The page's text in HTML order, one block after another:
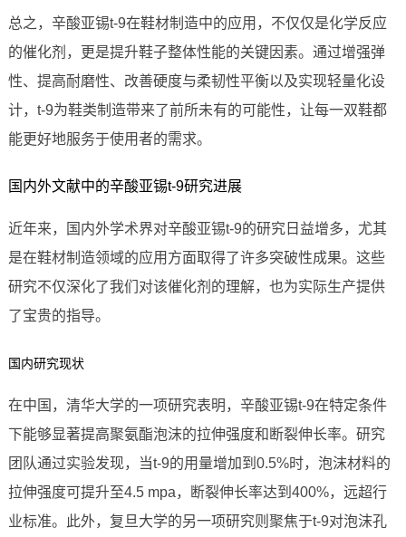
总之，辛酸亚锡t-9在鞋材制造中的应用，不仅仅是化学反应
的催化剂，更是提升鞋子整体性能的关键因素。通过增强弹
性、提高耐磨性、改善硬度与柔韧性平衡以及实现轻量化设
计，t-9为鞋类制造带来了前所未有的可能性，让每一双鞋都
能更好地服务于使用者的需求。
国内外文献中的辛酸亚锡t-9研究进展
近年来，国内外学术界对辛酸亚锡t-9的研究日益增多，尤其
是在鞋材制造领域的应用方面取得了许多突破性成果。这些
研究不仅深化了我们对该催化剂的理解，也为实际生产提供
了宝贵的指导。
国内研究现状
在中国，清华大学的一项研究表明，辛酸亚锡t-9在特定条件
下能够显著提高聚氨酯泡沫的拉伸强度和断裂伸长率。研究
团队通过实验发现，当t-9的用量增加到0.5%时，泡沫材料的
拉伸强度可提升至4.5 mpa，断裂伸长率达到400%，远超行
业标准。此外，复旦大学的另一项研究则聚焦于t-9对泡沫孔